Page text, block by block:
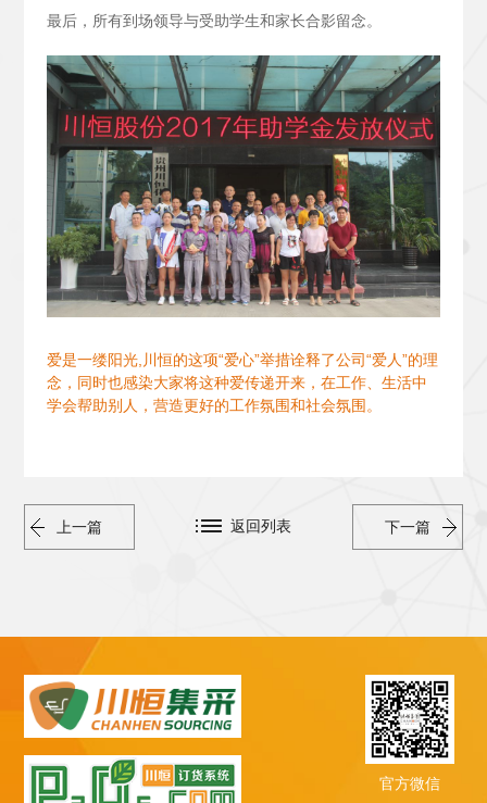
最后，所有到场领导与受助学生和家长合影留念。
爱是一缕阳光,川恒的这项“爱心”举措诠释了公司“爱人”的理
念，同时也感染大家将这种爱传递开来，在工作、生活中
学会帮助别人，营造更好的工作氛围和社会氛围。
上一篇 下一篇
返回列表
官方微信